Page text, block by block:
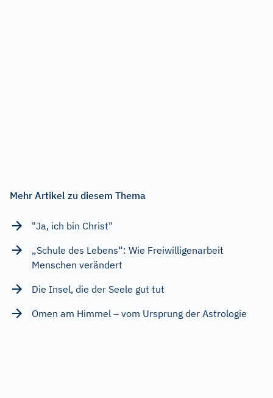
Mehr Artikel zu diesem Thema
"Ja, ich bin Christ"
„Schule des Lebens“: Wie Freiwilligenarbeit
Menschen verändert
Die Insel, die der Seele gut tut
Omen am Himmel – vom Ursprung der Astrologie